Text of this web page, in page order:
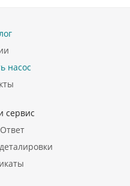
насос
сервис